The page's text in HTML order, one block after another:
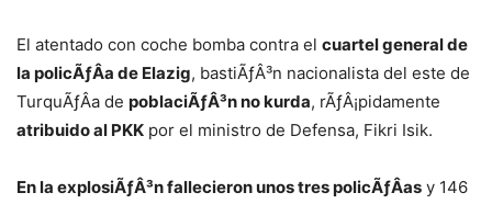
El atentado con coche bomba contra el cuartel general de
la policÃƒÂ­a de Elazig, bastiÃƒÂ³n nacionalista del este de
TurquÃƒÂ­a de poblaciÃƒÂ³n no kurda, rÃƒÂ¡pidamente
atribuido al PKK por el ministro de Defensa, Fikri Isik.
En la explosiÃƒÂ³n fallecieron unos tres policÃƒÂ­as y 146